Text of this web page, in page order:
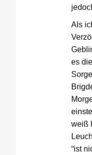
Als
es
weiß
“ist